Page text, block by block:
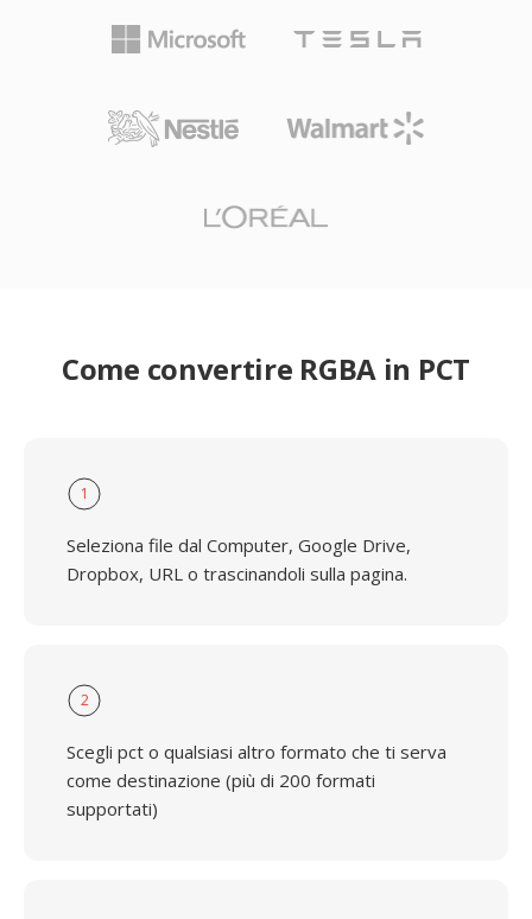
Come convertire RGBA in PCT
1
Seleziona file dal Computer, Google Drive,
Dropbox, URL o trascinandoli sulla pagina.
2
Scegli pct o qualsiasi altro formato che ti serva
come destinazione (più di 200 formati
supportati)